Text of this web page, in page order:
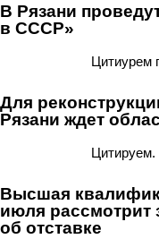
В Рязани
в СССР»
Цитиурем
Для
Рязани ждет
Цитируем.
Высшая
июля рассмотрит
об отставке